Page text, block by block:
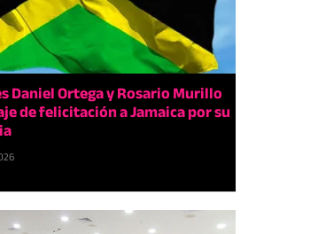
Daniel Ortega y Rosario Murillo
de felicitación a Jamaica por su